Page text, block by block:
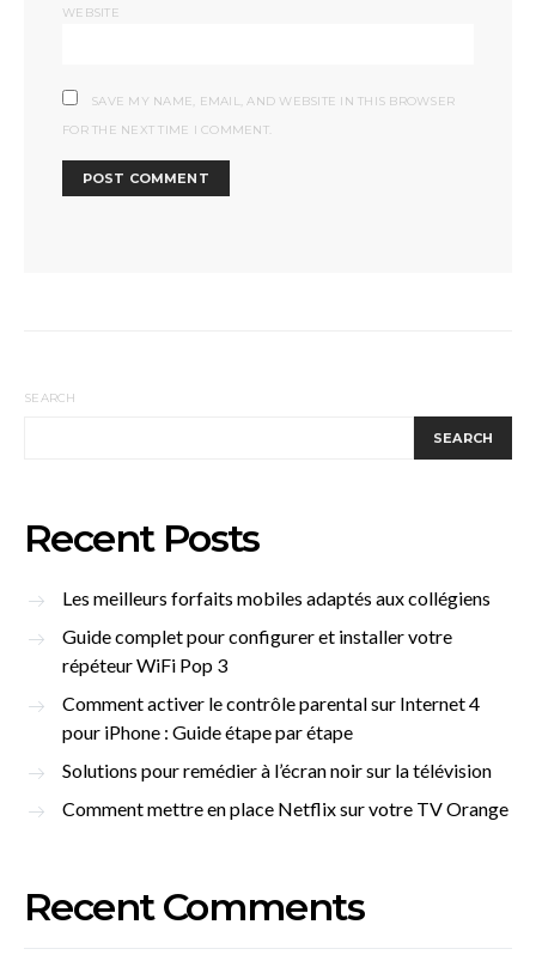
WEBSITE
SAVE MY NAME, EMAIL, AND WEBSITE IN THIS BROWSER
FOR THE NEXT TIME I COMMENT.
SEARCH
SEARCH
Recent Posts
Les meilleurs forfaits mobiles adaptés aux collégiens
Guide complet pour configurer et installer votre
répéteur WiFi Pop 3
Comment activer le contrôle parental sur Internet 4
pour iPhone : Guide étape par étape
Solutions pour remédier à l’écran noir sur la télévision
Comment mettre en place Netflix sur votre TV Orange
Recent Comments